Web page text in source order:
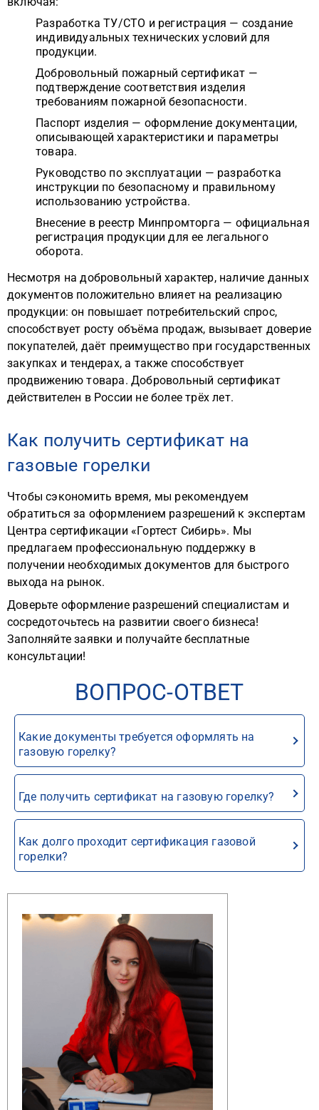
Разработка ТУ/СТО и регистрация — создание
индивидуальных технических условий для
продукции.
Добровольный пожарный сертификат —
подтверждение соответствия изделия
требованиям пожарной безопасности.
Паспорт изделия — оформление документации,
описывающей характеристики и параметры
товара.
Руководство по эксплуатации — разработка
инструкции по безопасному и правильному
использованию устройства.
Внесение в реестр Минпромторга — официальная
регистрация продукции для ее легального
оборота.
Несмотря на добровольный характер, наличие данных
документов положительно влияет на реализацию
продукции: он повышает потребительский спрос,
способствует росту объёма продаж, вызывает доверие
покупателей, даёт преимущество при государственных
закупках и тендерах, а также способствует
продвижению товара. Добровольный сертификат
действителен в России не более трёх лет.
Как получить сертификат на
газовые горелки
Чтобы сэкономить время, мы рекомендуем
обратиться за оформлением разрешений к экспертам
Центра сертификации «Гортест Сибирь». Мы
предлагаем профессиональную поддержку в
получении необходимых документов для быстрого
выхода на рынок.
Доверьте оформление разрешений специалистам и
сосредоточьтесь на развитии своего бизнеса!
Заполняйте заявки и получайте бесплатные
консультации!
ВОПРОС-ОТВЕТ
Какие документы требуется оформлять на
газовую горелку?
Где получить сертификат на газовую горелку?
Как долго проходит сертификация газовой
горелки?